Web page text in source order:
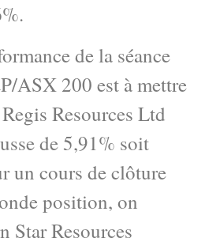
de la séance
ASX 200 est à mettre
Resources Ltd
de 5,91% soit
un cours de clôture
position, on
Star Resources